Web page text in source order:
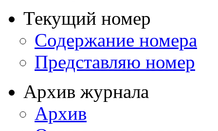
Текущий номер
Содержание номера
Представляю номер
Архив журнала
Архив